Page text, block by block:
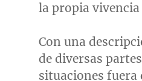
la propia
Con una
de diversas
situaciones fuera